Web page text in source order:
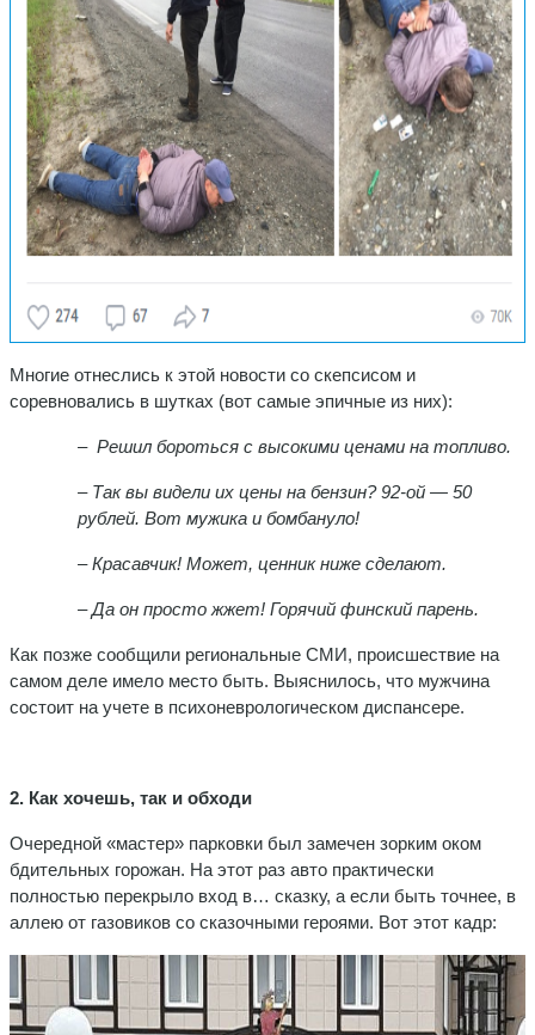
Многие отнеслись к этой новости со скепсисом и
соревновались в шутках (вот самые эпичные из них):
– Решил бороться с высокими ценами на топливо.
– Так вы видели их цены на бензин? 92-ой — 50
рублей. Вот мужика и бомбануло!
– Красавчик! Может, ценник ниже сделают.
–Да он просто жжет! Горячий финский парень.
Как позже сообщили региональные СМИ, происшествие на
самом деле имело место быть. Выяснилось, что мужчина
состоит на учете в психоневрологическом диспансере.
2. Как хочешь, так и обходи
Очередной «мастер» парковки был замечен зорким оком
бдительных горожан. На этот раз авто практически
полностью перекрыло вход в… сказку, а если быть точнее, в
аллею от газовиков со сказочными героями. Вот этот кадр: